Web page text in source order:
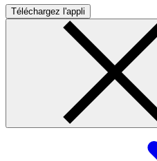
Téléchargez l'appli